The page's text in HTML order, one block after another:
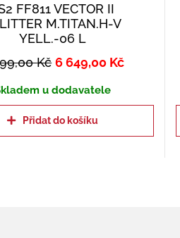
FF811 VECTOR II
M.TITAN.H-V
YELL.-06 L
Kč 6 649,00 Kč
u dodavatele
Přidat do košíku